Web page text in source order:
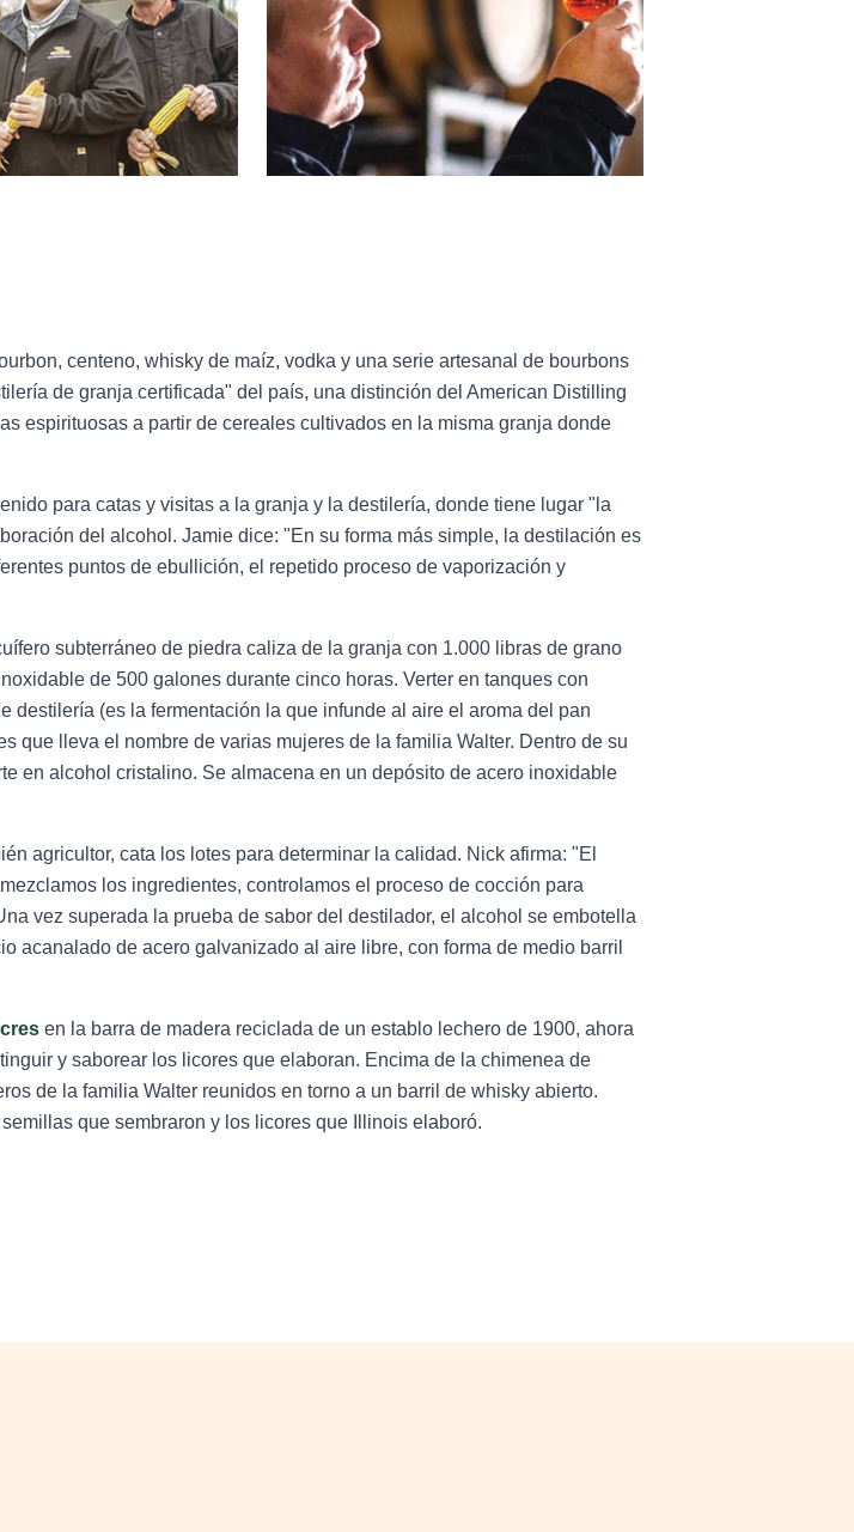
centeno, whisky de maíz, vodka y una serie artesanal de bourbons
de granja certificada" del país, una distinción del American Distilling
espirituosas a partir de cereales cultivados en la misma granja donde
para catas y visitas a la granja y la destilería, donde tiene lugar "la
del alcohol. Jamie dice: "En su forma más simple, la destilación es
puntos de ebullición, el repetido proceso de vaporización y
subterráneo de piedra caliza de la granja con 1.000 libras de grano
de 500 galones durante cinco horas. Verter en tanques con
destilería (es la fermentación la que infunde al aire el aroma del pan
que lleva el nombre de varias mujeres de la familia Walter. Dentro de su
en alcohol cristalino. Se almacena en un depósito de acero inoxidable
agricultor, cata los lotes para determinar la calidad. Nick afirma: "El
los ingredientes, controlamos el proceso de cocción para
vez superada la prueba de sabor del destilador, el alcohol se embotella
acanalado de acero galvanizado al aire libre, con forma de medio barril
en la barra de madera reciclada de un establo lechero de 1900, ahora
y saborear los licores que elaboran. Encima de la chimenea de
de la familia Walter reunidos en torno a un barril de whisky abierto.
que sembraron y los licores que Illinois elaboró.